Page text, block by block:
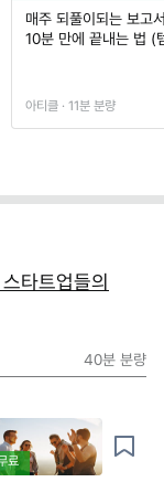
매주 되풀이되는 보고
10분 만에 끝내는 법 (
아티클 · 11분 분량
타트업들의
40분 분량
료